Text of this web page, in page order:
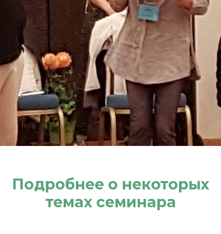
Подробнее о некоторых
темах семинара